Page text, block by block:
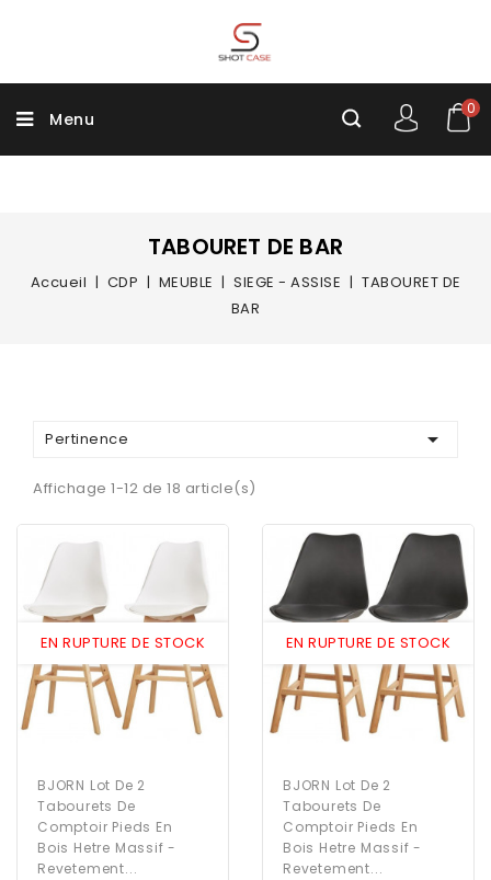
Menu
0
TABOURET DE BAR
Accueil CDP MEUBLE SIEGE - ASSISE
TABOURET DE
BAR
Pertinence 
Affichage 1-12 de 18 article(s)
EN RUPTURE DE STOCK
BJORN Lot De 2
Tabourets De
Comptoir Pieds En
Bois Hetre Massif -
Revetement...
EN RUPTURE DE STOCK
BJORN Lot De 2
Tabourets De
Comptoir Pieds En
Bois Hetre Massif -
Revetement...